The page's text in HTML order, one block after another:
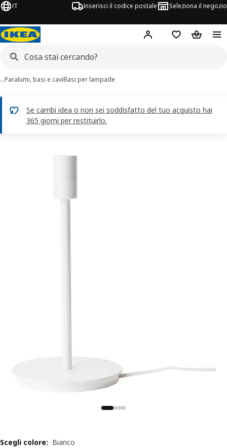
IT Inserisci il codice postale Seleziona il negozio
Hej! AccediLista deiCarrello
…Paralumi, basi e caviBasi per lampade
Se cambi idea o non sei soddisfatto del tuo acquisto hai
365 giorni per restituirlo.
di 4 SKAFTET
Scegli colore: Bianco